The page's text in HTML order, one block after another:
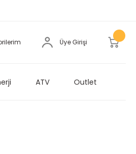
Üye Girişi
ATV Outlet